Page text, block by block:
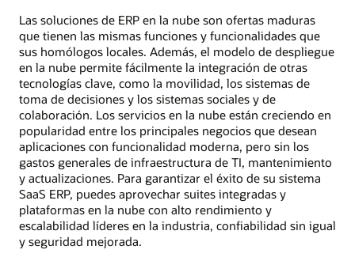
Las soluciones de ERP en la nube son ofertas maduras
que tienen las mismas funciones y funcionalidades que
sus homólogos locales. Además, el modelo de despliegue
en la nube permite fácilmente la integración de otras
tecnologías clave, como la movilidad, los sistemas de
toma de decisiones y los sistemas sociales y de
colaboración. Los servicios en la nube están creciendo en
popularidad entre los principales negocios que desean
aplicaciones con funcionalidad moderna, pero sin los
gastos generales de infraestructura de TI, mantenimiento
y actualizaciones. Para garantizar el éxito de su sistema
SaaS ERP, puedes aprovechar suites integradas y
plataformas en la nube con alto rendimiento y
escalabilidad líderes en la industria, confiabilidad sin igual
y seguridad mejorada.